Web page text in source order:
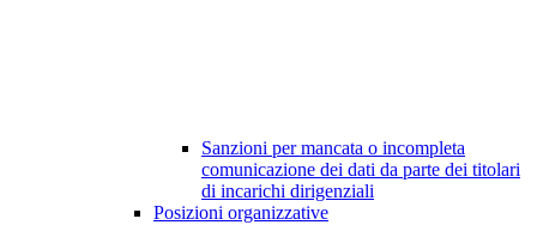
Sanzioni per mancata o incompleta
comunicazione dei dati da parte dei titolari
di incarichi dirigenziali
Posizioni organizzative